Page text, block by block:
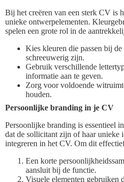
Bij het creëren van een sterk CV is
unieke ontwerpelementen.
spelen een grote rol in de
Kies kleuren die passen bij
schreeuwerig zijn.
Gebruik verschillende
informatie aan te geven.
Zorg voor voldoende
houden.
Persoonlijke branding in je CV
Persoonlijke branding is essentieel
dat de sollicitant zijn of haar unieke
integreren in het CV. Om dit
Een korte
aansluit bij de functie.
Visuele elementen gebruiken